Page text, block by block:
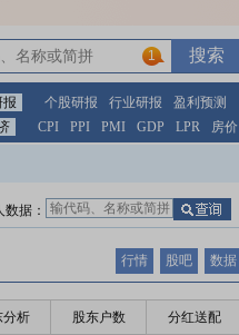
1
报 个股研报 行业研报
盈利预测
CPI PPI PMI GDP LPR 房价
据：
行情 股吧 数据
分析 股东户数 分红送配